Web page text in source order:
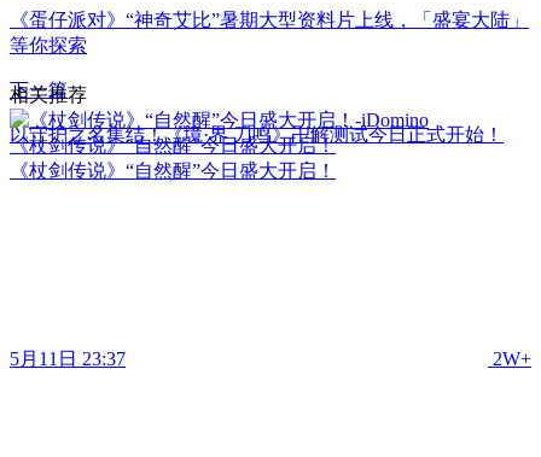
《蛋仔派对》“神奇艾比”暑期大型资料片上线，「盛宴大陆」
等你探索
下一篇
以守护之名集结！《境·界 刀鸣》卍解测试今日正式开始！
相关推荐
《杖剑传说》“自然醒”今日盛大开启！
《杖剑传说》“自然醒”今日盛大开启！
5月11日 23:37 2W+